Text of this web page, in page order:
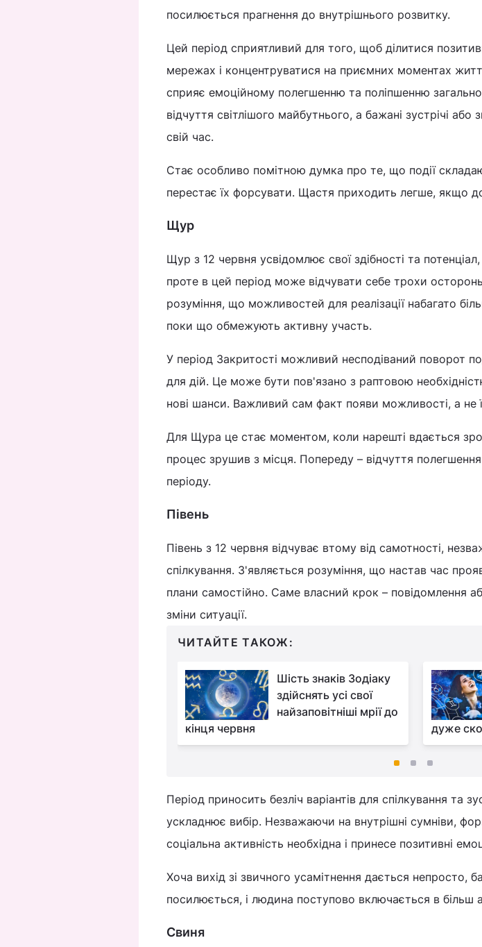
посилюється прагнення до внутрішнього розвитку.
Цей період сприятливий для того, щоб ділитися
мережах і концентруватися на приємних моментах
сприяє емоційному полегшенню та поліпшенню
відчуття світлішого майбутнього, а бажані зустрічі
свій час.
Стає особливо помітною думка про те, що події
перестає їх форсувати. Щастя приходить легше, якщо
Щур
Щур з 12 червня усвідомлює свої здібності та
проте в цей період може відчувати себе трохи
розуміння, що можливостей для реалізації набагато
поки що обмежують активну участь.
У період Закритості можливий несподіваний поворот
для дій. Це може бути пов'язано з раптовою
нові шанси. Важливий сам факт появи можливості, а не
Для Щура це стає моментом, коли нарешті вдається
процес зрушив з місця. Попереду – відчуття
періоду.
Півень
Півень з 12 червня відчуває втому від самотності,
спілкування. З'являється розуміння, що настав час
плани самостійно. Саме власний крок – повідомлення
зміни ситуації.
ЧИТАЙТЕ ТАКОЖ:
Шість знаків Зодіаку
здійснять усі свої
найзаповітніші мрії до
кінця червня
дуже
Період приносить безліч варіантів для спілкування та
ускладнює вибір. Незважаючи на внутрішні сумніви,
соціальна активність необхідна і принесе позитивні
Хоча вихід зі звичного усамітнення дається непросто,
посилюється, і людина поступово включається в більш
Свиня